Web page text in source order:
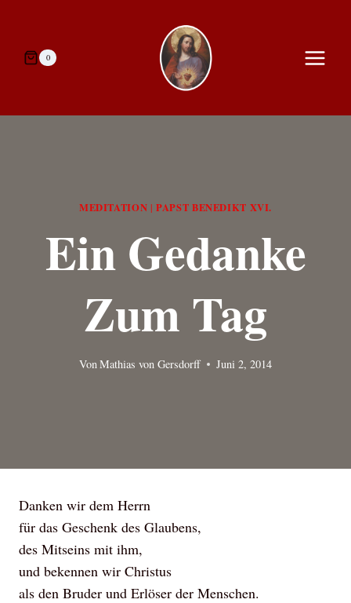
springen0
MEDITATION |PAPST BENEDIKT XVI.
Ein Gedanke
Zum Tag
VonMathias von Gersdorff Juni 2, 2014
Danken wir dem Herrn
für das Geschenk des Glaubens,
des Mitseins mit ihm,
und bekennen wir Christus
als den Bruder und Erlöser der Menschen.